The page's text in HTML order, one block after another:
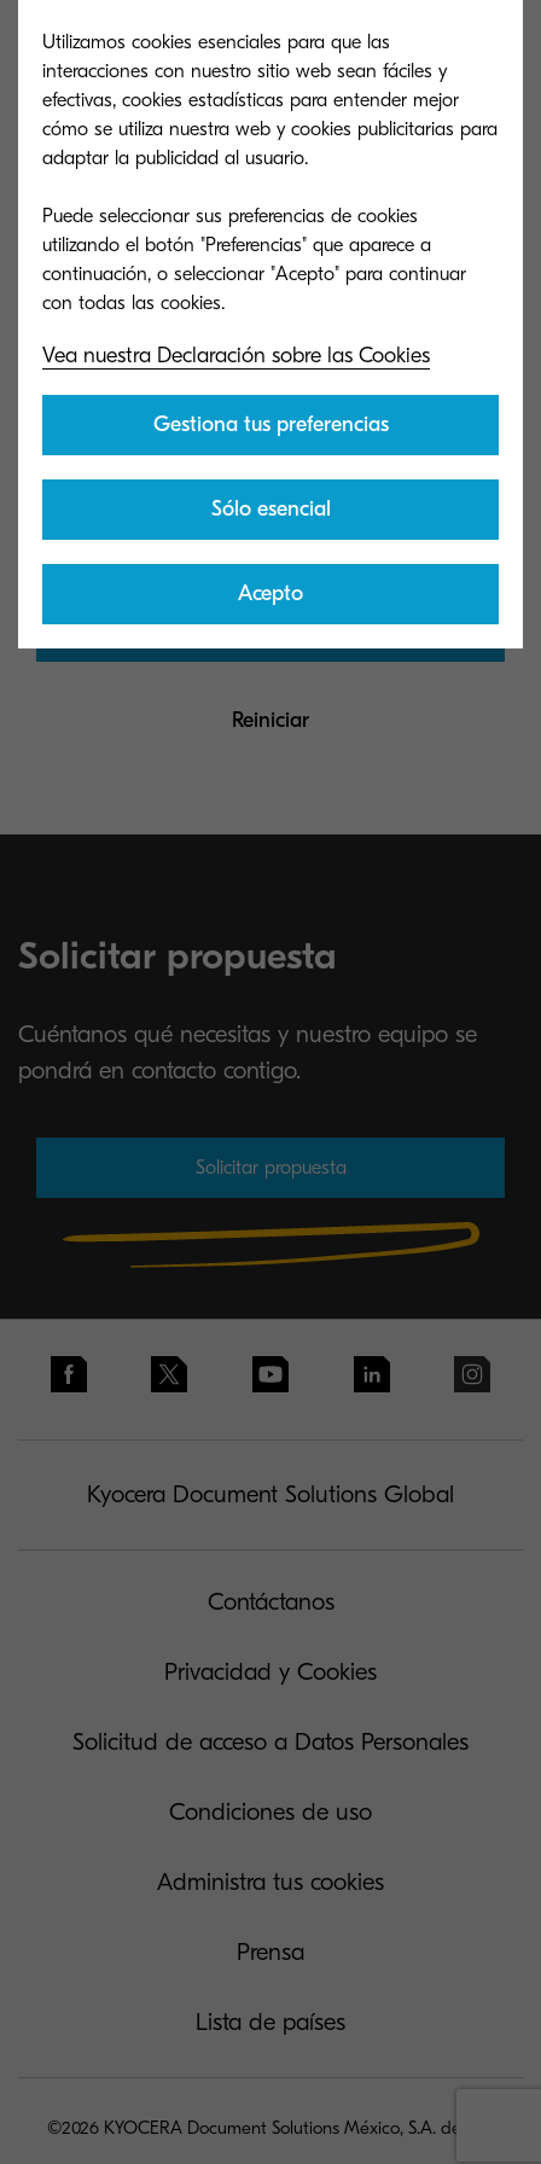
Teléfono:
País:
Seleccione uno
United States
Brazil
Mexico
Código Postal:
Enviar
Reiniciar
Solicitar propuesta
Cuéntanos qué necesitas y nuestro equipo se
pondrá en contacto contigo.
Solicitar propuesta
Kyocera Document Solutions Global
Contáctanos
Privacidad y Cookies
Solicitud de acceso a Datos Personales
Condiciones de uso
Administra tus cookies
Prensa
Lista de países
©2026 KYOCERA Document Solutions México, S.A. de C.V.
Utilizamos cookies esenciales para que las
interacciones con nuestro sitio web sean fáciles y
efectivas, cookies estadísticas para entender mejor
cómo se utiliza nuestra web y cookies publicitarias para
adaptar la publicidad al usuario.
Puede seleccionar sus preferencias de cookies
utilizando el botón "Preferencias" que aparece a
continuación, o seleccionar "Acepto" para continuar
Vea nuestra Declaración sobre las Cookies
Gestiona tus preferencias
Sólo esencial
Acepto